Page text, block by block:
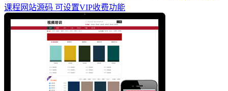
课程网站源码 可设置VIP收费功能